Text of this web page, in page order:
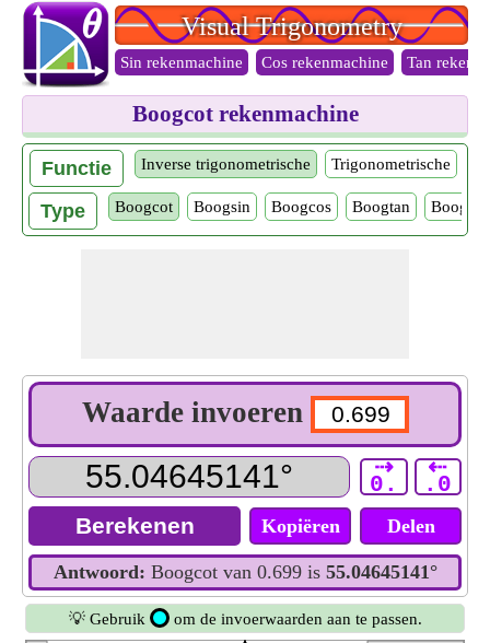
Visual Trigonometry
Sin rekenmachine Cos rekenmachine Tan
Boogcot rekenmachine
Functie Inverse trigonometrische Trigonometrische
Type Boogcot Boogsin Boogcos Boogtan Boogsec
Waarde invoeren
⇢
0.
⇠
.0
Kopiëren Delen
Antwoord: Boogcot van 0.699 is 55.04645141°
💡 Gebruik om de invoerwaarden aan te passen.